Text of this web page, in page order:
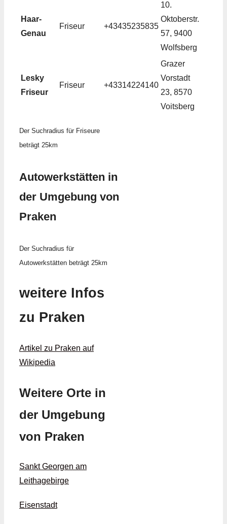
Haar-
Genau
Friseur +43435235835
10.
Oktoberstr.
57, 9400
Wolfsberg
Lesky
Friseur
Friseur +43314224140
Grazer
Vorstadt
23, 8570
Voitsberg
Der Suchradius für Friseure
beträgt 25km
Autowerkstätten in
der Umgebung von
Praken
Der Suchradius für
Autowerkstätten beträgt 25km
weitere Infos
zu Praken
Artikel zu Praken auf
Wikipedia
Weitere Orte in
der Umgebung
von Praken
Sankt Georgen am
Leithagebirge
Eisenstadt